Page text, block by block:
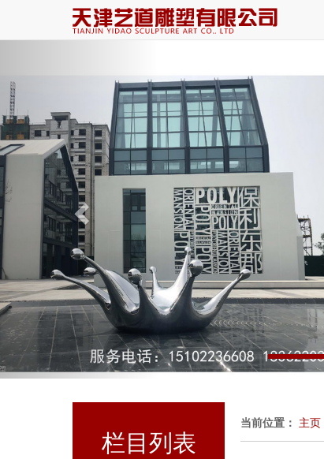
栏目列表
当前位置： 主页